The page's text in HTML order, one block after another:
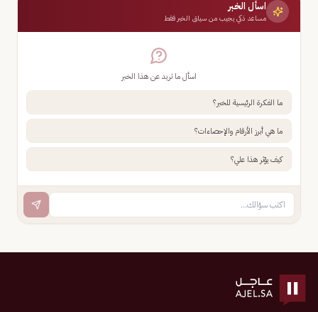
اسأل الخبر
مساعد ذكي يجيب من سياق الخبر فقط
اسأل ما تريد عن هذا الخبر
ما الفكرة الرئيسية للخبر؟
ما هي أبرز الأرقام والإحصاءات؟
كيف يؤثر هذا علي؟